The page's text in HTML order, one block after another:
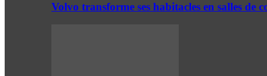
Volvo transforme ses habitacles en salles de